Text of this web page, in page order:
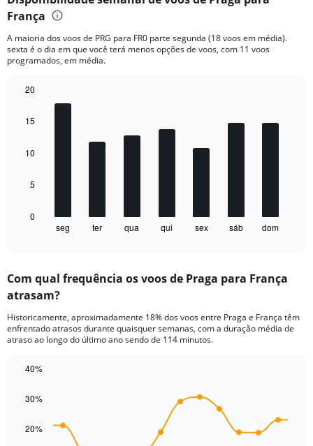
Range:
categories.
The
chart
axes
Avg.
Price
Number
flights.
França
A maioria dos voos de PRG para FR0 parte segunda (18 voos em média).
sexta é o dia em que você terá menos opções de voos, com 11 voos
programados, em média.
chart
with
bars.
chart
Range:
7
The
chart
displaying
Range:
seg ter qua qui sex sáb dom
0
5
10
15
20
Com qual frequência os voos de Praga para França
atrasam?
Historicamente, aproximadamente 18% dos voos entre Praga e França têm
enfrentado atrasos durante quaisquer semanas, com a duração média de
atraso ao longo do último ano sendo de 114 minutos.
chart
with
data
20%
30%
40%